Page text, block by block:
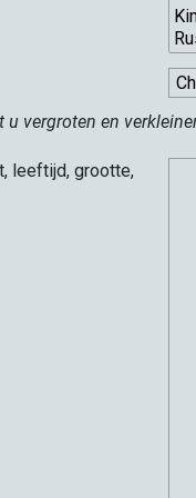
vergroten en
leeftijd, grootte,